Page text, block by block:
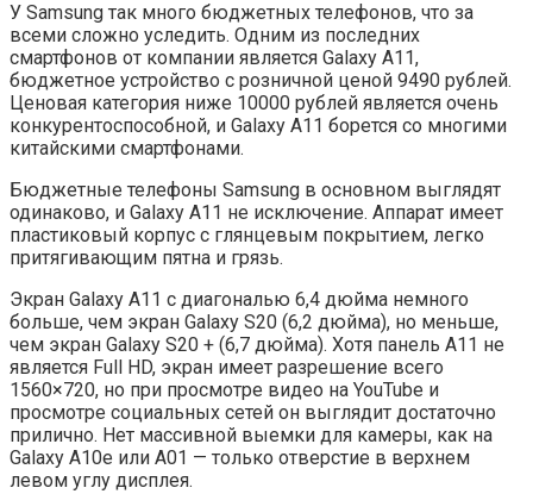
У Samsung так много бюджетных телефонов, что за
всеми сложно уследить. Одним из последних
смартфонов от компании является Galaxy A11,
бюджетное устройство с розничной ценой 9490 рублей.
Ценовая категория ниже 10000 рублей является очень
конкурентоспособной, и Galaxy A11 борется со многими
китайскими смартфонами.
Бюджетные телефоны Samsung в основном выглядят
одинаково, и Galaxy A11 не исключение. Аппарат имеет
пластиковый корпус с глянцевым покрытием, легко
притягивающим пятна и грязь.
Экран Galaxy A11 с диагональю 6,4 дюйма немного
больше, чем экран Galaxy S20 (6,2 дюйма), но меньше,
чем экран Galaxy S20 + (6,7 дюйма). Хотя панель A11 не
является Full HD, экран имеет разрешение всего
1560×720, но при просмотре видео на YouTube и
просмотре социальных сетей он выглядит достаточно
прилично. Нет массивной выемки для камеры, как на
Galaxy A10e или A01 — только отверстие в верхнем
левом углу дисплея.